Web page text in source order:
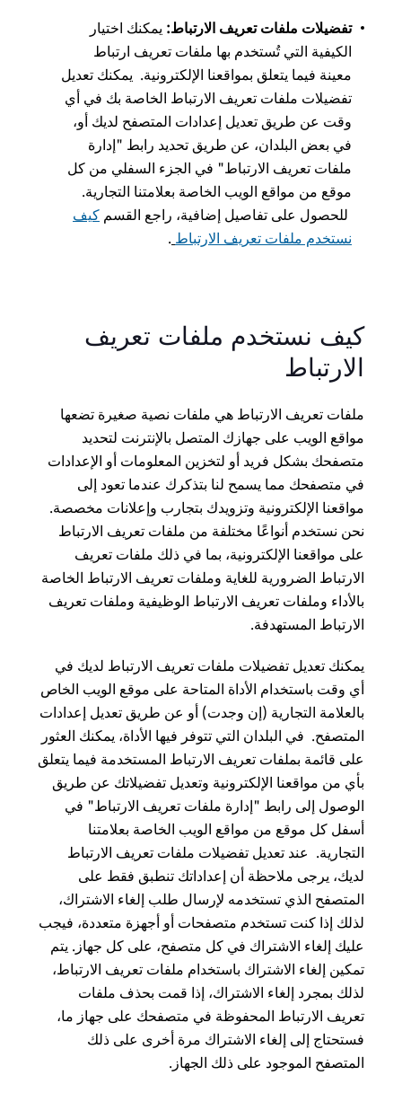
تفضيلات ملفات تعريف الارتباط: يمكنك اختيار
الكيفية التي تُستخدم بها ملفات تعريف ارتباط
معينة فيما يتعلق بمواقعنا الإلكترونية. يمكنك تعديل
تفضيلات ملفات تعريف الارتباط الخاصة بك في أي
وقت عن طريق تعديل إعدادات المتصفح لديك أو،
في بعض البلدان، عن طريق تحديد رابط "إدارة
ملفات تعريف الارتباط" في الجزء السفلي من كل
موقع من مواقع الويب الخاصة بعلامتنا التجارية.
للحصول على تفاصيل إضافية، راجع القسم كيف
نستخدم ملفات تعريف الارتباط .
كيف نستخدم ملفات تعريف
الارتباط
ملفات تعريف الارتباط هي ملفات نصية صغيرة تضعها
مواقع الويب على جهازك المتصل بالإنترنت لتحديد
متصفحك بشكل فريد أو لتخزين المعلومات أو الإعدادات
في متصفحك مما يسمح لنا بتذكرك عندما تعود إلى
مواقعنا الإلكترونية وتزويدك بتجارب وإعلانات مخصصة.
نحن نستخدم أنواعًا مختلفة من ملفات تعريف الارتباط
على مواقعنا الإلكترونية، بما في ذلك ملفات تعريف
الارتباط الضرورية للغاية وملفات تعريف الارتباط الخاصة
بالأداء وملفات تعريف الارتباط الوظيفية وملفات تعريف
الارتباط المستهدفة.
يمكنك تعديل تفضيلات ملفات تعريف الارتباط لديك في
أي وقت باستخدام الأداة المتاحة على موقع الويب الخاص
بالعلامة التجارية (إن وجدت) أو عن طريق تعديل إعدادات
المتصفح. في البلدان التي تتوفر فيها الأداة، يمكنك العثور
على قائمة بملفات تعريف الارتباط المستخدمة فيما يتعلق
بأي من مواقعنا الإلكترونية وتعديل تفضيلاتك عن طريق
الوصول إلى رابط "إدارة ملفات تعريف الارتباط" في
أسفل كل موقع من مواقع الويب الخاصة بعلامتنا
التجارية. عند تعديل تفضيلات ملفات تعريف الارتباط
لديك، يرجى ملاحظة أن إعداداتك تنطبق فقط على
المتصفح الذي تستخدمه لإرسال طلب إلغاء الاشتراك،
لذلك إذا كنت تستخدم متصفحات أو أجهزة متعددة، فيجب
عليك إلغاء الاشتراك في كل متصفح، على كل جهاز. يتم
تمكين إلغاء الاشتراك باستخدام ملفات تعريف الارتباط،
لذلك بمجرد إلغاء الاشتراك، إذا قمت بحذف ملفات
تعريف الارتباط المحفوظة في متصفحك على جهاز ما،
فستحتاج إلى إلغاء الاشتراك مرة أخرى على ذلك
المتصفح الموجود على ذلك الجهاز.